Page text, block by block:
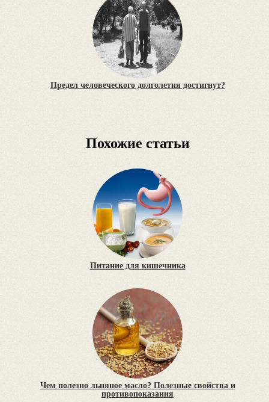
Предел человеческого долголетия достигнут?
Похожие статьи
Питание для кишечника
Чем полезно льняное масло? Полезные свойства и
противопоказания